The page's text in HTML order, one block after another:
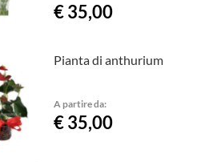
€ 35,00
Pianta di anthurium
A partire da:
€ 35,00